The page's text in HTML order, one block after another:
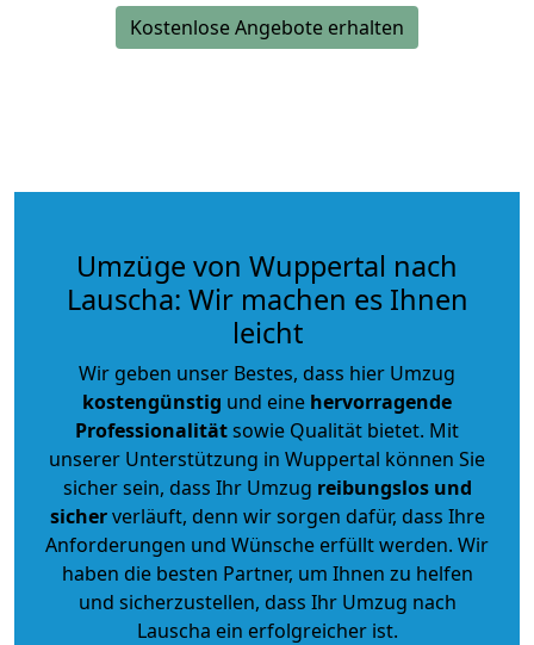
Kostenlose Angebote erhalten
Umzüge von Wuppertal nach
Lauscha: Wir machen es Ihnen
leicht
Wir geben unser Bestes, dass hier Umzug
kostengünstig und eine hervorragende
Professionalitätsowie Qualität bietet. Mit
unserer Unterstützung in Wuppertal können Sie
sicher sein, dass Ihr Umzug reibungslos und
sicherverläuft, denn wir sorgen dafür, dass Ihre
Anforderungen und Wünsche erfüllt werden. Wir
haben die besten Partner, um Ihnen zu helfen
und sicherzustellen, dass Ihr Umzug nach
Lauscha ein erfolgreicher ist.